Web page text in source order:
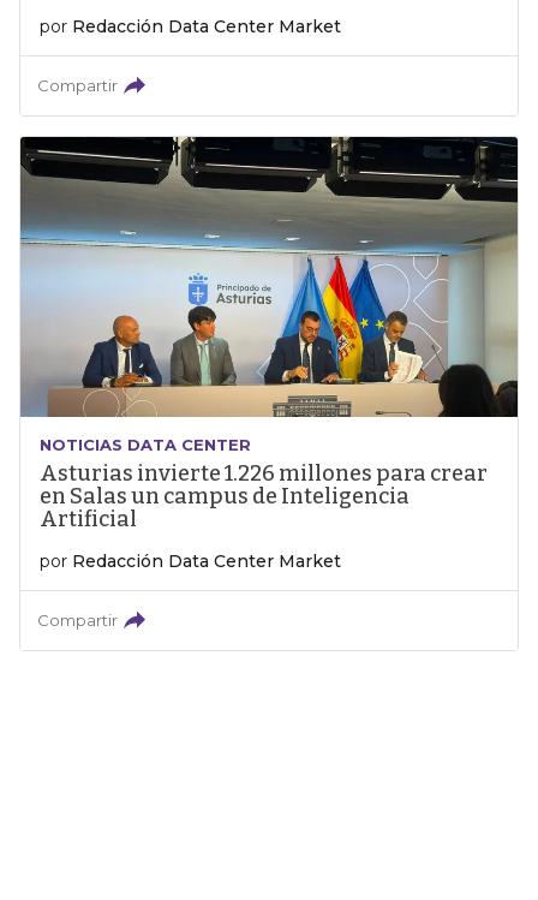
por Redacción Data Center Market
Compartir
NOTICIAS DATA CENTER
Asturias invierte 1.226 millones para crear
en Salas un campus de Inteligencia
Artificial
por Redacción Data Center Market
Compartir